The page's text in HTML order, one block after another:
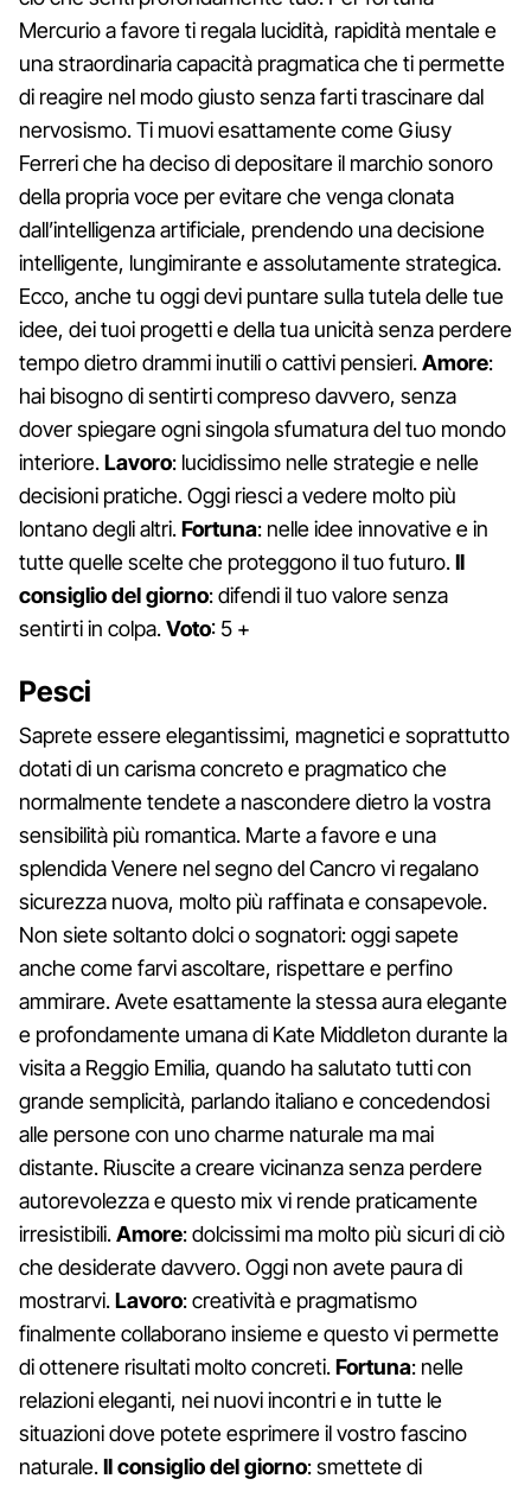
Mercurio a favore ti regala lucidità, rapidità mentale e
una straordinaria capacità pragmatica che ti permette
di reagire nel modo giusto senza farti trascinare dal
nervosismo. Ti muovi esattamente come Giusy
Ferreri che ha deciso di depositare il marchio sonoro
della propria voce per evitare che venga clonata
dall’intelligenza artificiale, prendendo una decisione
intelligente, lungimirante e assolutamente strategica.
Ecco, anche tu oggi devi puntare sulla tutela delle tue
idee, dei tuoi progetti e della tua unicità senza perdere
tempo dietro drammi inutili o cattivi pensieri.Amore:
hai bisogno di sentirti compreso davvero, senza
dover spiegare ogni singola sfumatura del tuo mondo
interiore.Lavoro: lucidissimo nelle strategie e nelle
decisioni pratiche. Oggi riesci a vedere molto più
lontano degli altri.Fortuna: nelle idee innovative e in
tutte quelle scelte che proteggono il tuo futuro.Il
consiglio del giorno: difendi il tuo valore senza
sentirti in colpa.Voto: 5 +
Pesci
Saprete essere elegantissimi, magnetici e soprattutto
dotati di un carisma concreto e pragmatico che
normalmente tendete a nascondere dietro la vostra
sensibilità più romantica. Marte a favore e una
splendida Venere nel segno del Cancro vi regalano
sicurezza nuova, molto più raffinata e consapevole.
Non siete soltanto dolci o sognatori: oggi sapete
anche come farvi ascoltare, rispettare e perfino
ammirare. Avete esattamente la stessa aura elegante
e profondamente umana di Kate Middleton durante la
visita a Reggio Emilia, quando ha salutato tutti con
grande semplicità, parlando italiano e concedendosi
alle persone con uno charme naturale ma mai
distante. Riuscite a creare vicinanza senza perdere
autorevolezza e questo mix vi rende praticamente
irresistibili.Amore: dolcissimi ma molto più sicuri di ciò
che desiderate davvero. Oggi non avete paura di
mostrarvi.Lavoro: creatività e pragmatismo
finalmente collaborano insieme e questo vi permette
di ottenere risultati molto concreti.Fortuna: nelle
relazioni eleganti, nei nuovi incontri e in tutte le
situazioni dove potete esprimere il vostro fascino
naturale.Il consiglio del giorno: smettete di